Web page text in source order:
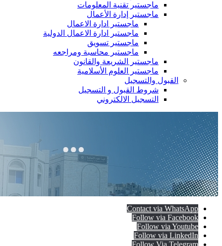
ماجستير تقنية المعلومات
ماجستير إدارة الأعمال
ماجستير ادارة الاعمال
ماجستير ادارة الاعمال الدولية
ماجستير تسويق
ماجستير محاسبة ومراجعه
ماجستير الشريعة والقانون
ماجستير العلوم الأسلامية
القبول والتسجيل
شروط القبول و التسجيل
التسجيل الالكتروني
Contact via WhatsApp
Follow via Facebook
Follow via Youtube
Follow via LinkedIn
Follow Via Telegram